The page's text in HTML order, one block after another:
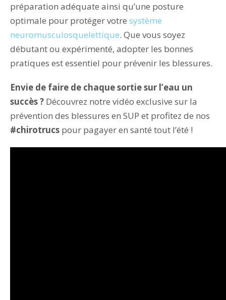
préparation adéquate ainsi qu’une posture
optimale pour protéger votre système
neuromusculosquelettique. Que vous soyez
débutant ou expérimenté, adopter les bonnes
pratiques est essentiel pour prévenir les blessures.
Envie de faire de chaque sortie sur l’eau un
succès ? Découvrez notre vidéo exclusive sur la
prévention des blessures en SUP et profitez de nos
#chirotrucs pour pagayer en santé tout l’été !